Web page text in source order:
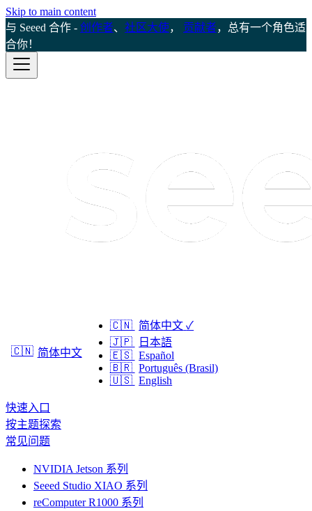
Skip to main content
与 Seeed 合作 - 创作者、 社区大使， 贡献者，总有一个角色适
合你！
🇨🇳 简体中文
🇨🇳 简体中文 ✓
🇯🇵
日本語
🇪🇸 Español
🇧🇷 Português (Brasil)
🇺🇸 English
快速入口
按主题探索
常见问题
NVIDIA Jetson 系列
Seeed Studio XIAO 系列
reComputer R1000 系列